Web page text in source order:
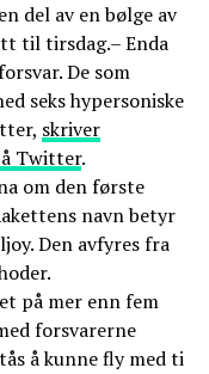
del av en bølge av
til tirsdag.– Enda
De som
seks hypersoniske
skriver
Twitter.
om den første
navn betyr
Den avfyres fra
på mer enn fem
forsvarerne
å kunne fly med ti